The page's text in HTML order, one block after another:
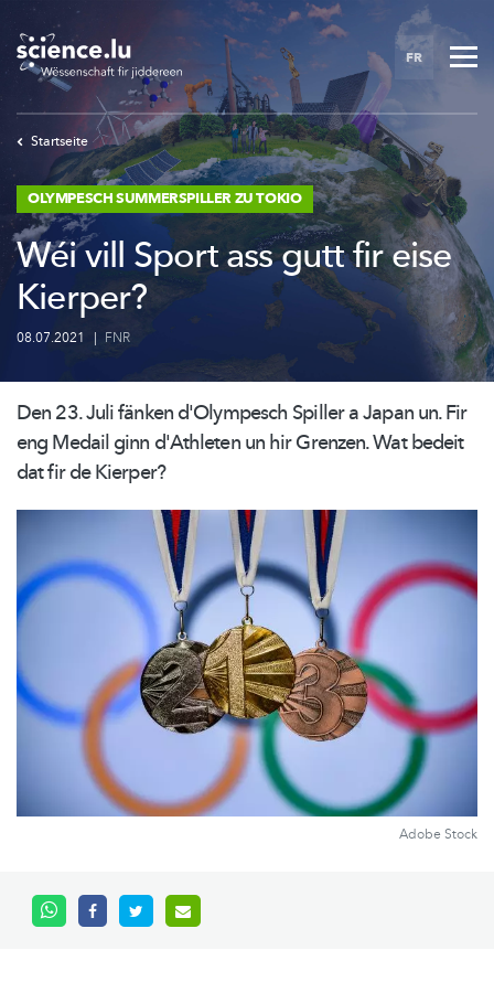
to
main
content
FR
Startseite
OLYMPESCH SUMMERSPILLER ZU TOKIO
Wéi vill Sport ass gutt fir eise
Kierper?
08.07.2021 | FNR
Den 23. Juli fänken d'Olympesch Spiller a Japan un. Fir
eng Medail ginn d'Athleten un hir Grenzen. Wat bedeit
dat fir de Kierper?
Adobe Stock